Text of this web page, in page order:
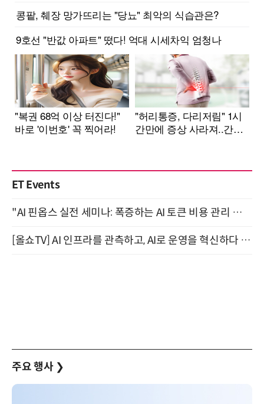
ET Events
"AI 핀옵스 실전 세미나: 폭증하는 AI 토큰 비용 관리 전략" 8월 21일 개최
[올쇼TV] AI 인프라를 관측하고, AI로 운영을 혁신하다 (8월 11일 생방송)
주요 행사 ❯